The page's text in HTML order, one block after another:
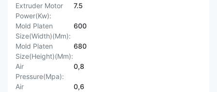
Extruder Motor
Power(Kw):
7.5
Mold Platen
Size(Width)(Mm):
600
Mold Platen
Size(Height)(Mm):
680
Air
Pressure(Mpa):
0,8
Air
0,6